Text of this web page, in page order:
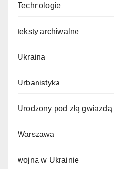
Technologie
teksty archiwalne
Ukraina
Urbanistyka
Urodzony pod złą gwiazdą
Warszawa
wojna w Ukrainie